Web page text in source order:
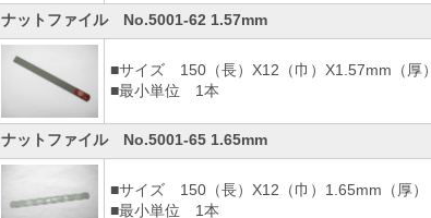
ナットファイル No.5001-62 1.57mm
■サイズ 150（長）X12（巾）X1.57mm（厚）
■最小単位 1本
ナットファイル No.5001-65 1.65mm
■サイズ 150（長）X12（巾）1.65mm（厚）
■最小単位 1本